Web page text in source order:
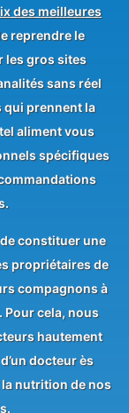
des meilleures
reprendre le
les gros sites
sans réel
qui prennent la
aliment vous
spécifiques
constituer une
propriétaires de
compagnons à
cela, nous
hautement
docteur ès
nutrition de nos